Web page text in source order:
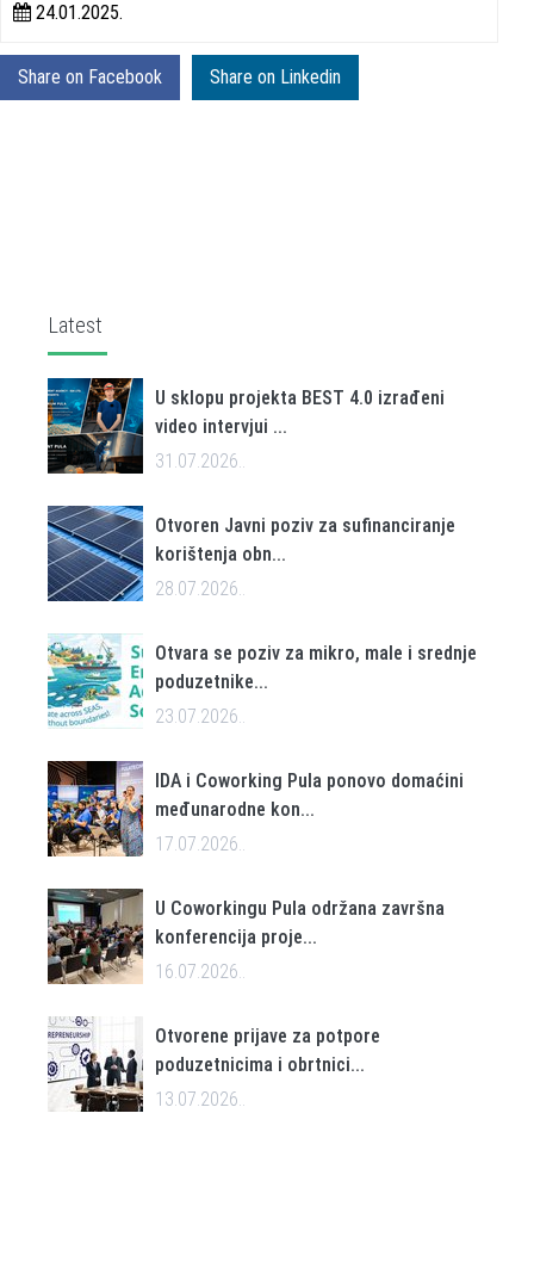
24.01.2025.
Share on Facebook Share on Linkedin
Latest
U sklopu projekta BEST 4.0 izrađeni
video intervjui ...
31.07.2026..
Otvoren Javni poziv za sufinanciranje
korištenja obn...
28.07.2026..
Otvara se poziv za mikro, male i srednje
poduzetnike...
23.07.2026..
IDA i Coworking Pula ponovo domaćini
međunarodne kon...
17.07.2026..
U Coworkingu Pula održana završna
konferencija proje...
16.07.2026..
Otvorene prijave za potpore
poduzetnicima i obrtnici...
13.07.2026..